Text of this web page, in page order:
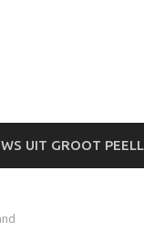
UIT GROOT